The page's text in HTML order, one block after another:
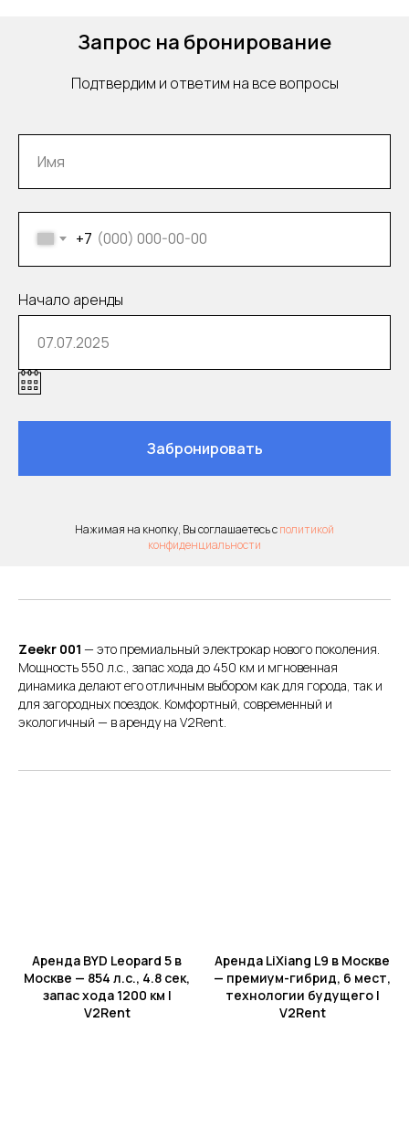
Запрос на бронирование
Подтвердим и ответим на все вопросы
+7
Начало аренды
Забронировать
Нажимая на кнопку, Вы соглашаетесь сполитикой
конфиденциальности
Zeekr 001 — это премиальный электрокар нового поколения.
Мощность 550 л.с., запас хода до 450 км и мгновенная
динамика делают его отличным выбором как для города, так и
для загородных поездок. Комфортный, современный и
экологичный — в аренду на V2Rent.
Аренда BYD Leopard 5 в
Москве — 854 л.с., 4.8 сек,
запас хода 1200 км |
V2Rent
Аренда LiXiang L9 в Москве
— премиум-гибрид, 6 мест,
технологии будущего |
V2Rent
Долгосрочная аренда
автомобиля
Трезвый водитель на вашем
Подача/возврат в другие
города РФ